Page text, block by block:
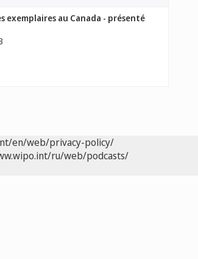
au Canada - présenté
en/web/privacy-policy/
ru/web/podcasts/